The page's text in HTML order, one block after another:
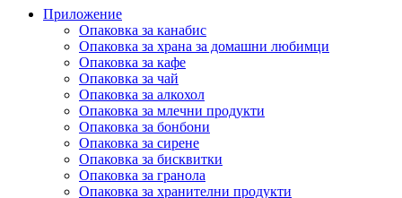
Приложение
Опаковка за канабис
Опаковка за храна за домашни любимци
Опаковка за кафе
Опаковка за чай
Опаковка за алкохол
Опаковка за млечни продукти
Опаковка за бонбони
Опаковка за сирене
Опаковка за бисквитки
Опаковка за гранола
Опаковка за хранителни продукти